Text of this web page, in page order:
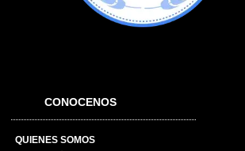
CONOCENOS
QUIENES SOMOS